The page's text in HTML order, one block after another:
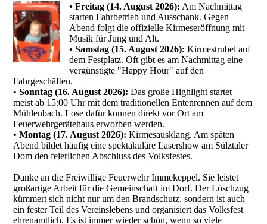
• Freitag (14. August 2026): Am Nachmittag
starten Fahrbetrieb und Ausschank. Gegen
Abend folgt die offizielle Kirmeseröffnung mit
Musik für Jung und Alt.
• Samstag (15. August 2026): Kirmestrubel auf
dem Festplatz. Oft gibt es am Nachmittag eine
vergünstigte "Happy Hour" auf den
Fahrgeschäften.
• Sonntag (16. August 2026): Das große Highlight startet
meist ab 15:00 Uhr mit dem traditionellen Entenrennen auf dem
Mühlenbach. Lose dafür können direkt vor Ort am
Feuerwehrgerätehaus erworben werden.
• Montag (17. August 2026):Kirmesausklang. Am späten
Abend bildet häufig eine spektakuläre Lasershow am Sülztaler
Dom den feierlichen Abschluss des Volksfestes.
Danke an die Freiwillige Feuerwehr Immekeppel. Sie leistet
großartige Arbeit für die Gemeinschaft im Dorf. Der Löschzug
kümmert sich nicht nur um den Brandschutz, sondern ist auch
ein fester Teil des Vereinslebens und organisiert das Volksfest
ehrenamtlich. Es ist immer wieder schön, wenn so viele